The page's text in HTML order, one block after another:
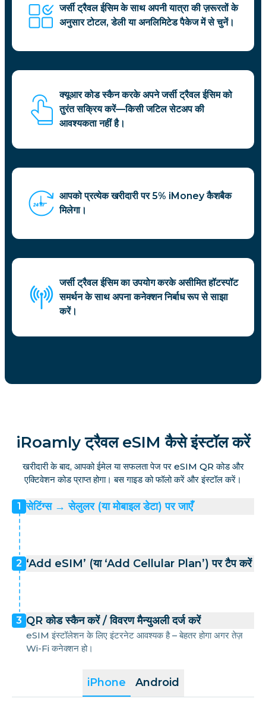
जर्सी ट्रैवल ईसिम के साथ अपनी यात्रा की ज़रूरतों के
अनुसार टोटल, डेली या अनलिमिटेड पैकेज में से चुनें।
क्यूआर कोड स्कैन करके अपने जर्सी ट्रैवल ईसिम को
तुरंत सक्रिय करें—किसी जटिल सेटअप की
आवश्यकता नहीं है।
आपको प्रत्येक खरीदारी पर 5% iMoney कैशबैक
मिलेगा।
जर्सी ट्रैवल ईसिम का उपयोग करके असीमित हॉटस्पॉट
समर्थन के साथ अपना कनेक्शन निर्बाध रूप से साझा
करें।
iRoamly ट्रैवल eSIM कैसे इंस्टॉल करें
खरीदारी के बाद, आपको ईमेल या सफलता पेज पर eSIM QR कोड और
एक्टिवेशन कोड प्राप्त होगा। बस गाइड को फॉलो करें और इंस्टॉल करें।
iPhone Android
1 सेटिंग्स → सेलुलर (या मोबाइल डेटा) पर जाएँ
2 ‘Add eSIM’ (या ‘Add Cellular Plan’) पर टैप करें
3 QR कोड स्कैन करें / विवरण मैन्युअली दर्ज करें
eSIM इंस्टॉलेशन के लिए इंटरनेट आवश्यक है – बेहतर होगा अगर तेज़
Wi-Fi कनेक्शन हो।